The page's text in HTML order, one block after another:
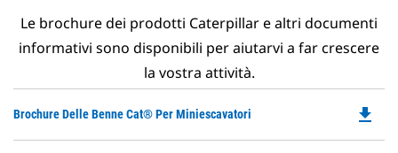
Le brochure dei prodotti Caterpillar e altri documenti
informativi sono disponibili per aiutarvi a far crescere
la vostra attività.
Brochure Delle Benne Cat® Per Miniescavatori file_download